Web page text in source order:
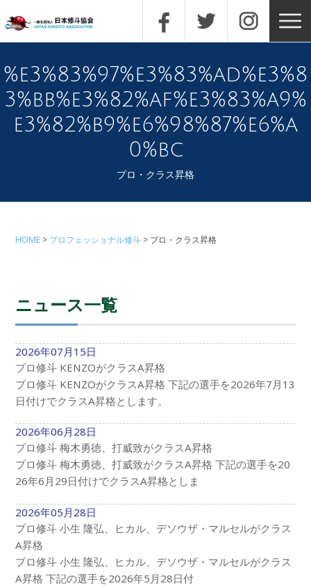
%e3%83%97%e3%83%ad%e3%8
3%bb%e3%82%af%e3%83%a9%
e3%82%b9%e6%98%87%e6%a
0%bc
プロ・クラス昇格
HOME プロフェッショナル修斗 プロ・クラス昇格
ニュース一覧
2026年07月15日
プロ修斗 KENZOがクラスA昇格
プロ修斗 KENZOがクラスA昇格 下記の選手を2026年7月13
日付けでクラスA昇格とします。
2026年06月28日
プロ修斗 梅木勇徳、打威致がクラスA昇格
プロ修斗 梅木勇徳、打威致がクラスA昇格 下記の選手を20
26年6月29日付けでクラスA昇格としま
2026年05月28日
プロ修斗 小生 隆弘、ヒカル、デソウザ・マルセルがクラス
A昇格
プロ修斗 小生 隆弘、ヒカル、デソウザ・マルセルがクラス
A昇格 下記の選手を2026年5月28日付